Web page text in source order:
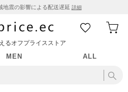
地震の影響による配送遅延 詳細
るオフプライスストア
MEN ALL